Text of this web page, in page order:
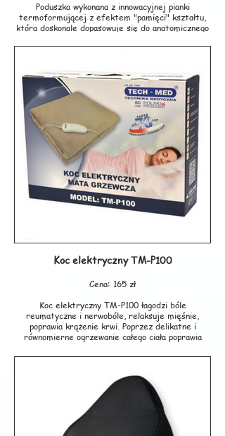
Poduszka wykonana z innowacyjnej pianki
termoformującej z efektem "pamięci" kształtu,
która doskonale dopasowuje się do anatomicznego
rehabilitacji po operacji np. stawu biodrowego,
nieprawidłowego ułożenia bioder. Poduszka
zapewnia prawidłową anatomiczną pozycję bioder i
miednicy podczas leżenia na boku, stanowi
doskonałe podparcie dla kolan eliminując
niewygodny nacisk. Super-miękka, innowacyjna
welurowa poszewka wyposażona jest w zamek
błyskawiczny, który pozwala utrzymać poduszkę w
dobrym stanie higienicznym.
Producent: ARMEDICAL
Koc elektryczny TM-P100
Cena: 165 zł
Koc elektryczny TM-P100 łagodzi bóle
reumatyczne i nerwobóle, relaksuje mięśnie,
poprawia krążenie krwi. Poprzez delikatne i
równomierne ogrzewanie całego ciała poprawia
samopoczucie i ogólną sprawność ruchową. Koc
temperatury. Aby działał prawidłowo, należy po
położeniu się na kocu pozostawać pod przykryciem
/np. pod kocem/.
Specyfikacja:
- działa relaksująco, rekomendowany przy bólach